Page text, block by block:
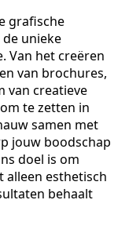
grafische
unieke
Van het creëren
van brochures,
van creatieve
te zetten in
samen met
jouw boodschap
doel is om
alleen esthetisch
behaalt